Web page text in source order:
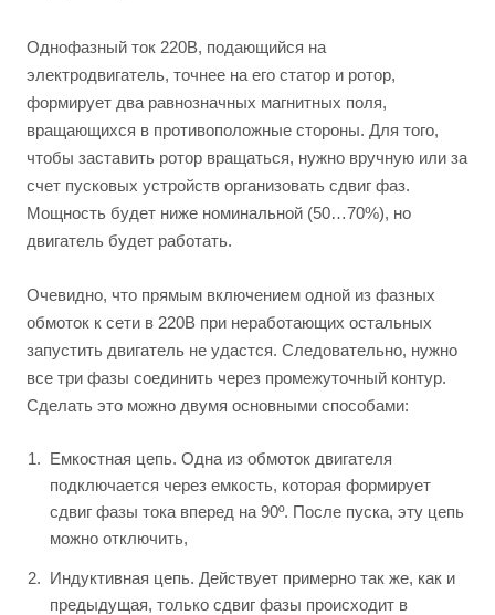
Однофазный ток 220В, подающийся на
электродвигатель, точнее на его статор и ротор,
формирует два равнозначных магнитных поля,
вращающихся в противоположные стороны. Для того,
чтобы заставить ротор вращаться, нужно вручную или за
счет пусковых устройств организовать сдвиг фаз.
Мощность будет ниже номинальной (50…70%), но
двигатель будет работать.
Очевидно, что прямым включением одной из фазных
обмоток к сети в 220В при неработающих остальных
запустить двигатель не удастся. Следовательно, нужно
все три фазы соединить через промежуточный контур.
Сделать это можно двумя основными способами:
Емкостная цепь. Одна из обмоток двигателя
подключается через емкость, которая формирует
сдвиг фазы тока вперед на 90º. После пуска, эту цепь
можно отключить,
Индуктивная цепь. Действует примерно так же, как и
предыдущая, только сдвиг фазы происходит в